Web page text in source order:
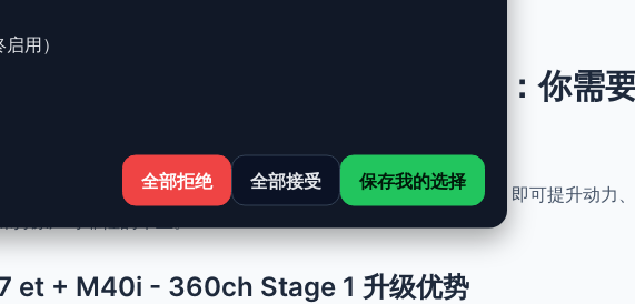
G08 - 2017 et + M40i - 360ch：你需
Stage 1 升级结合了性能、安全与简便性。无需机械改动，即可提升动力
原厂可靠性的车主。
et + M40i - 360ch Stage 1 升级优势
用）
全部拒绝 全部接受 保存我的选择